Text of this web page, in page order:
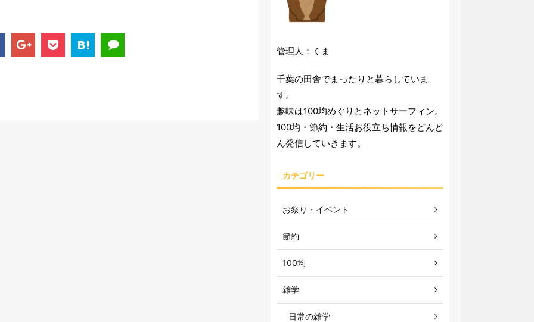
管理人：くま
千葉の田舎でまったりと暮らしていま
す。
趣味は100均めぐりとネットサーフィン。
100均・節約・生活お役立ち情報をどんど
ん発信していきます。
カテゴリー
お祭り・イベント
節約
100均
雑学
日常の雑学